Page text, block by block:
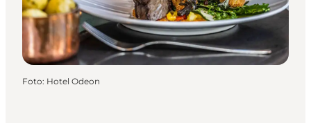
Foto: Hotel Odeon